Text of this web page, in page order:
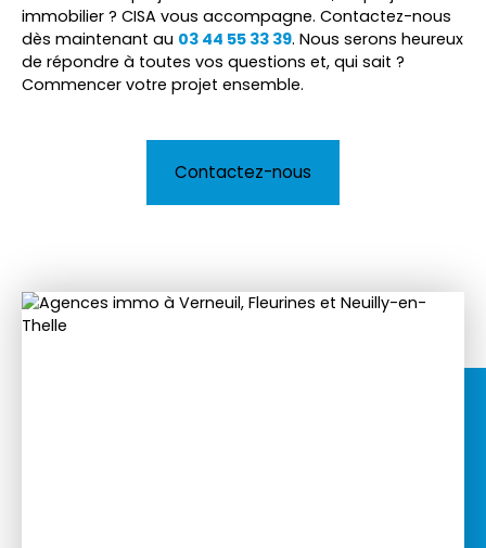
immobilier ? CISA vous accompagne. Contactez-nous
dès maintenant au 03 44 55 33 39. Nous serons heureux
de répondre à toutes vos questions et, qui sait ?
Commencer votre projet ensemble.
Contactez-nous